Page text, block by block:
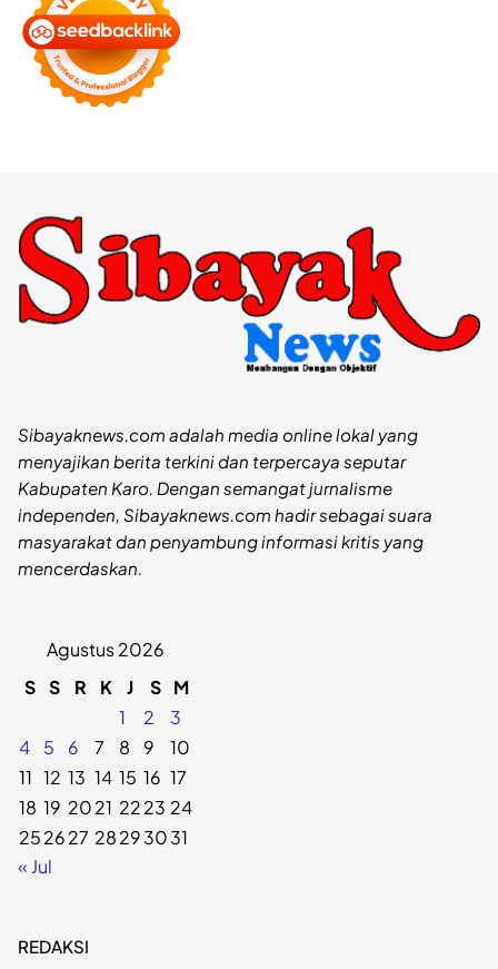
Sibayaknews.com adalah media online lokal yang
menyajikan berita terkini dan terpercaya seputar
Kabupaten Karo. Dengan semangat jurnalisme
independen, Sibayaknews.com hadir sebagai suara
masyarakat dan penyambung informasi kritis yang
mencerdaskan.
Agustus 2026
S S R K J S M
1
2
3
4
5 6 7 8 9
10
11 12 13 14 15 16 17
18 19 2021 2223 24
252627 28293031
« Jul
REDAKSI